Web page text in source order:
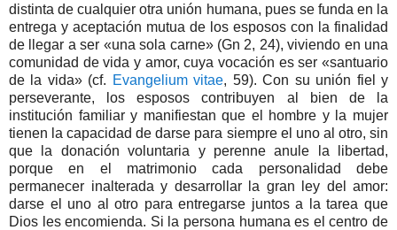
distinta de cualquier otra unión humana, pues se funda en la
entrega y aceptación mutua de los esposos con la finalidad
de llegar a ser «una sola carne» (Gn 2, 24), viviendo en una
comunidad de vida y amor, cuya vocación es ser «santuario
de la vida» (cf. Evangelium vitae, 59). Con su unión fiel y
perseverante, los esposos contribuyen al bien de la
institución familiar y manifiestan que el hombre y la mujer
tienen la capacidad de darse para siempre el uno al otro, sin
que la donación voluntaria y perenne anule la libertad,
porque en el matrimonio cada personalidad debe
permanecer inalterada y desarrollar la gran ley del amor:
darse el uno al otro para entregarse juntos a la tarea que
Dios les encomienda. Si la persona humana es el centro de